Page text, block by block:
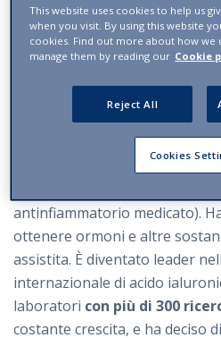
Licenziati ha avuto la capacità
essereun visionario nel
formulazioni nuove, per
un maggiore sollievo ai
da “plaster” giapponesi
mettere a punto uno dei
antinfiammatorio medicato).
ottenere ormoni e altre
assistita. È diventato leader
internazionale di acido
laboratori con più di 300
costante crescita, e ha deciso
This website uses cookies to help us
when you visit. By using this website
cookies. Find out more about how we
manage them by reading our Cookie
Reject All
Cookies